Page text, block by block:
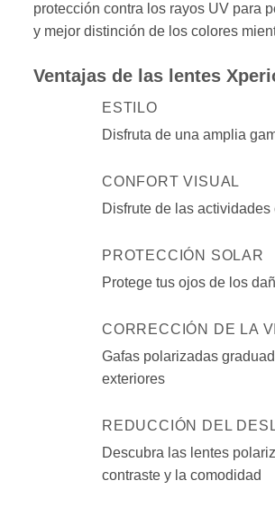
protección contra los rayos UV para
y mejor distinción de los colores
Ventajas de las lentes
ESTILO
Disfruta de una amplia
CONFORT VISUAL
Disfrute de las actividades
PROTECCIÓN SOLAR
Protege tus ojos de los
CORRECCIÓN DE LA
Gafas polarizadas
exteriores
REDUCCIÓN DEL
Descubra las lentes
contraste y la comodidad